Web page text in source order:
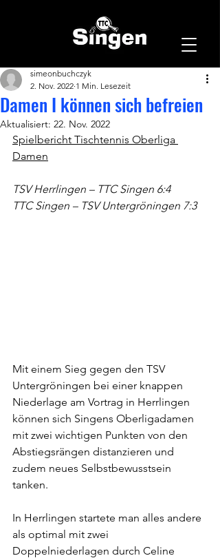
Damen I können sich befreien
simeonbuchczyk
2. Nov. 2022 1 Min. Lesezeit
Aktualisiert: 22. Nov. 2022
Spielbericht Tischtennis Oberliga
Damen
TSV Herrlingen – TTC Singen 6:4
TTC Singen – TSV Untergröningen 7:3
Mit einem Sieg gegen den TSV
Untergröningen bei einer knappen
Niederlage am Vortrag in Herrlingen
können sich Singens Oberligadamen
mit zwei wichtigen Punkten von den
Abstiegsrängen distanzieren und
zudem neues Selbstbewusstsein
tanken.
In Herrlingen startete man alles andere
als optimal mit zwei
Doppelniederlagen durch Celine